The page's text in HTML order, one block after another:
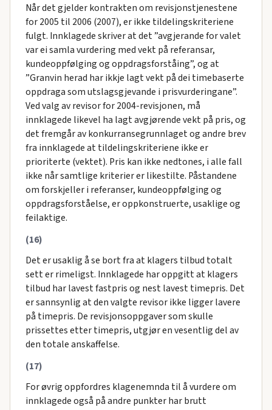
Når det gjelder kontrakten om revisjonstjenestene
for 2005 til 2006 (2007), er ikke tildelingskriteriene
fulgt. Innklagede skriver at det ”avgjerande for valet
var ei samla vurdering med vekt på referansar,
kundeoppfølging og oppdragsforståing”, og at
”Granvin herad har ikkje lagt vekt på dei timebaserte
oppdraga som utslagsgjevande i prisvurderingane”.
Ved valg av revisor for 2004-revisjonen, må
innklagede likevel ha lagt avgjørende vekt på pris, og
det fremgår av konkurransegrunnlaget og andre brev
fra innklagede at tildelingskriteriene ikke er
prioriterte (vektet). Pris kan ikke nedtones, i alle fall
ikke når samtlige kriterier er likestilte. Påstandene
om forskjeller i referanser, kundeoppfølging og
oppdragsforståelse, er oppkonstruerte, usaklige og
feilaktige.
(16)
Det er usaklig å se bort fra at klagers tilbud totalt
sett er rimeligst. Innklagede har oppgitt at klagers
tilbud har lavest fastpris og nest lavest timepris. Det
er sannsynlig at den valgte revisor ikke ligger lavere
på timepris. De revisjonsoppgaver som skulle
prissettes etter timepris, utgjør en vesentlig del av
den totale anskaffelse.
(17)
For øvrig oppfordres klagenemnda til å vurdere om
innklagede også på andre punkter har brutt